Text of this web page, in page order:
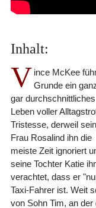
Inhalt:
V ince McKee
Grunde ein
gar durchschnittliches
Leben voller
Tristesse, derweil
Frau Rosalind ihn die
meiste Zeit ignoriert
seine Tochter Katie
verachtet, dass er
Taxi-Fahrer ist. Weit
von Sohn Tim, an